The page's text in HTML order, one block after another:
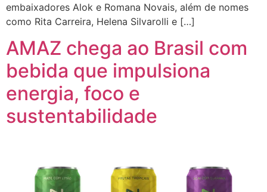
embaixadores Alok e Romana Novais, além de nomes
como Rita Carreira, Helena Silvarolli e […]
AMAZ chega ao Brasil com
bebida que impulsiona
energia, foco e
sustentabilidade